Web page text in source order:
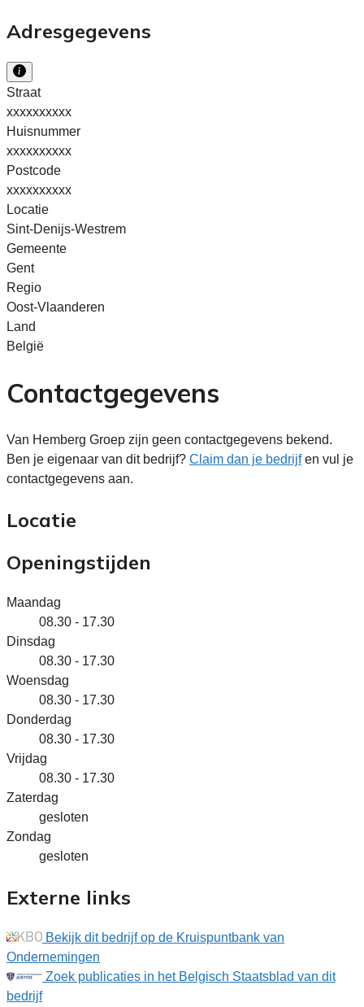
Adresgegevens
Straat
xxxxxxxxxx
Huisnummer
xxxxxxxxxx
Postcode
xxxxxxxxxx
Locatie
Sint-Denijs-Westrem
Gemeente
Gent
Regio
Oost-Vlaanderen
Land
België
Contactgegevens
Van Hemberg Groep zijn geen contactgegevens bekend.
Ben je eigenaar van dit bedrijf? Claim dan je bedrijfen vul je
contactgegevens aan.
Locatie
Openingstijden
Maandag
08.30 - 17.30
Dinsdag
08.30 - 17.30
Woensdag
08.30 - 17.30
Donderdag
08.30 - 17.30
Vrijdag
08.30 - 17.30
Zaterdag
gesloten
Zondag
gesloten
Externe links
Bekijk dit bedrijf op de Kruispuntbank van
Ondernemingen
Zoek publicaties in het Belgisch Staatsblad van dit
bedrijf